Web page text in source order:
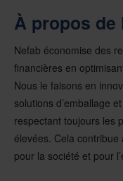
À propos de
Nefab économise des
financières en
Nous le faisons en
solutions d’emballage
respectant toujours les
élevées. Cela
pour la société et pour